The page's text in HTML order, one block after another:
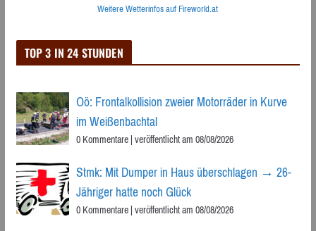
Weitere Wetterinfos auf Fireworld.at
TOP 3 IN 24 STUNDEN
Oö: Frontalkollision zweier Motorräder in Kurve
im Weißenbachtal
0 Kommentare|veröffentlicht am 08/08/2026
Stmk: Mit Dumper in Haus überschlagen → 26-
Jähriger hatte noch Glück
0 Kommentare|veröffentlicht am 08/08/2026